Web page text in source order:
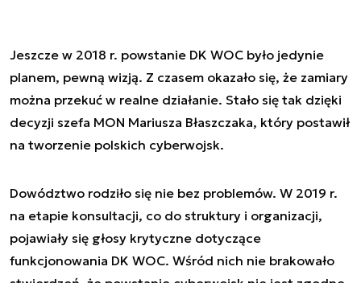
Jeszcze w 2018 r. powstanie DK WOC było jedynie
planem, pewną wizją. Z czasem okazało się, że zamiary
można przekuć w realne działanie. Stało się tak dzięki
decyzji szefa MON Mariusza Błaszczaka, który postawił
na tworzenie polskich cyberwojsk.
Dowództwo rodziło się nie bez problemów. W 2019 r.
na etapie konsultacji, co do struktury i organizacji,
pojawiały się głosy krytyczne dotyczące
funkcjonowania DK WOC. Wśród nich nie brakowało